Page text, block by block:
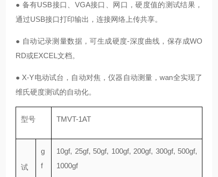
● 备有USB接口、VGA接口、网口，硬度值的测试结果，
通过USB接口打印输出，连接网络上传共享。
● 自动记录测量数据，可生成硬度-深度曲线，保存成WO
RD或EXCEL文档。
● X-Y电动试台，自动对焦，仪器自动测量，wan全实现了
维氏硬度测试的自动化。
型号 TMVT-1AT
试
g
f
10gf, 25gf, 50gf, 100gf, 200gf, 300gf, 500gf,
1000gf